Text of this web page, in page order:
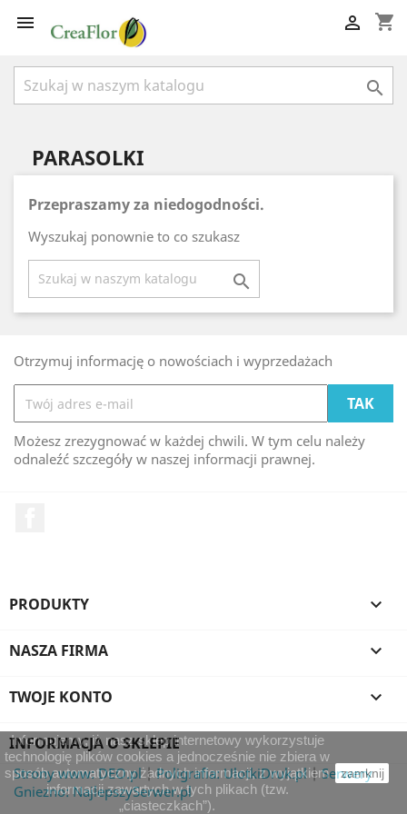
 shopping_cart


PARASOLKI
Przepraszamy za niedogodności.
Wyszukaj ponownie to co szukasz

Otrzymuj informację o nowościach i wyprzedażach
Możesz zrezygnować w każdej chwili. W tym celu należy
odnaleźć szczegóły w naszej informacji prawnej.
PRODUKTY 
NASZA FIRMA 
TWOJE KONTO 
INFORMACJA O SKLEPIE
Informujemy, iż nasz sklep internetowy wykorzystuje
technologię plików cookies a jednocześnie nie zbiera w
sposób automatyczny żadnych informacji, z wyjątkiem
informacji zawartych w tych plikach (tzw.
„ciasteczkach”).
zamknij
Strony www: DEO.pl|Poligrafia: UlotkiDruk.pl|Serwery
Gniezno: NajlepszySerwer.pl